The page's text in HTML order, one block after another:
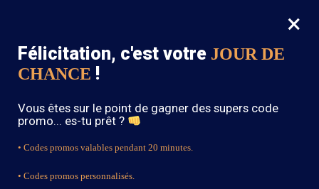
0
SOLDES : -15% sur toute la boutique avec le code « BOHEME15 »
Robe Longue Bohème
FILTRES
×
Félicitation, c'est votre JOUR DE
CHANCE !
Vous êtes sur le point de gagner des supers code
promo... es-tu prêt ?
• Codes promos valables pendant 20 minutes.
• Codes promos personnalisés.